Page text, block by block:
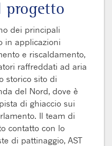
progetto
dei principali
in applicazioni
e riscaldamento,
raffreddati ad aria
storico sito di
del Nord, dove è
di ghiaccio sui
Il team di
contatto con lo
di pattinaggio, AST